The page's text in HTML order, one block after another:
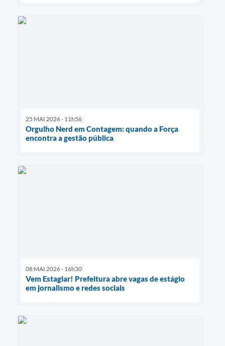
25 MAI 2026 - 11h56
Orgulho Nerd em Contagem: quando a Força
encontra a gestão pública
08 MAI 2026 - 16h30
Vem Estagiar! Prefeitura abre vagas de estágio
em jornalismo e redes sociais